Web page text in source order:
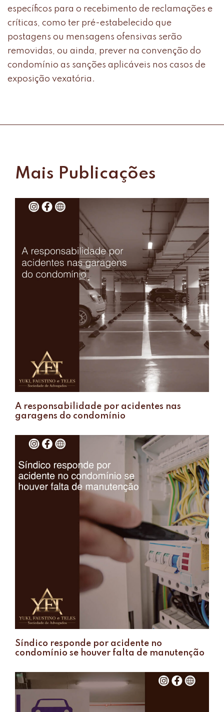
específicos para o recebimento de reclamações e
críticas, como ter pré-estabelecido que
postagens ou mensagens ofensivas serão
removidas, ou ainda, prever na convenção do
condomínio as sanções aplicáveis nos casos de
exposição vexatória.
Mais Publicações
A responsabilidade por acidentes nas
garagens do condomínio
Síndico responde por acidente no
condomínio se houver falta de manutenção